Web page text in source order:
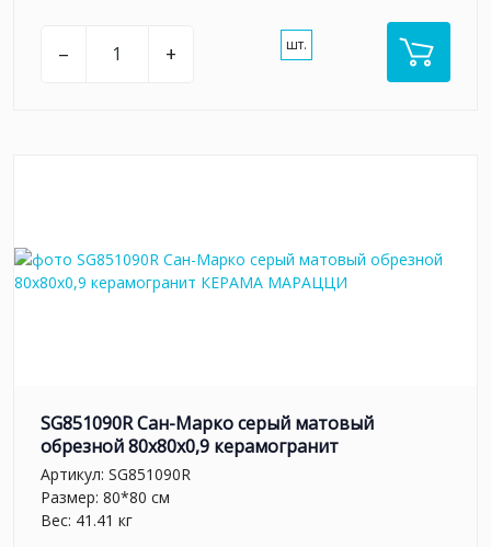
– + шт.
SG851090R Сан-Марко серый матовый
обрезной 80x80x0,9 керамогранит
Артикул: SG851090R
Размер: 80*80 см
Вес: 41.41 кг